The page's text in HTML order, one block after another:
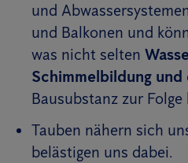
und
und Balkonen und
was nicht selten
Schimmelbildung und
Bausubstanz zur Folge
Tauben nähern sich
belästigen uns dabei.